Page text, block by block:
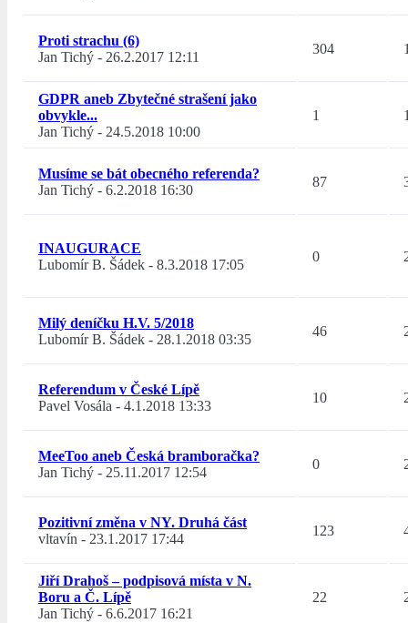
Proti strachu (6)
Jan Tichý - 26.2.2017 12:11
304
GDPR aneb Zbytečné strašení jako
obvykle...
Jan Tichý - 24.5.2018 10:00
1
Musíme se bát obecného referenda?
Jan Tichý - 6.2.2018 16:30
87
INAUGURACE
Lubomír B. Šádek - 8.3.2018 17:05
0
Milý deníčku H.V. 5/2018
Lubomír B. Šádek - 28.1.2018 03:35
46
Referendum v České Lípě
Pavel Vosála - 4.1.2018 13:33
10
MeeToo aneb Česká bramboračka?
Jan Tichý - 25.11.2017 12:54
0
Pozitivní změna v NY. Druhá část
vltavín - 23.1.2017 17:44
123
Jiří Drahoš – podpisová místa v N.
Boru a Č. Lípě
Jan Tichý - 6.6.2017 16:21
22